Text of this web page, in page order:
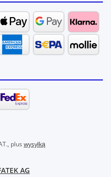
plus wysyłką
AG